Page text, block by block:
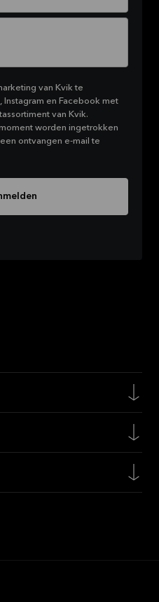
van Kvik te
Instagram en Facebook met
van Kvik.
worden ingetrokken
ontvangen e-mail te